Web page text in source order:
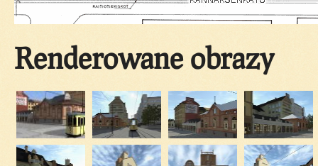
Renderowane obrazy